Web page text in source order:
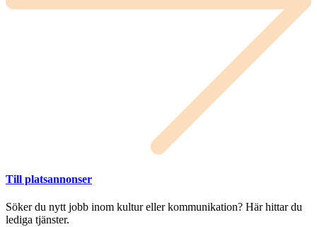
Till platsannonser
Söker du nytt jobb inom kultur eller kommunikation? Här hittar du
lediga tjänster.